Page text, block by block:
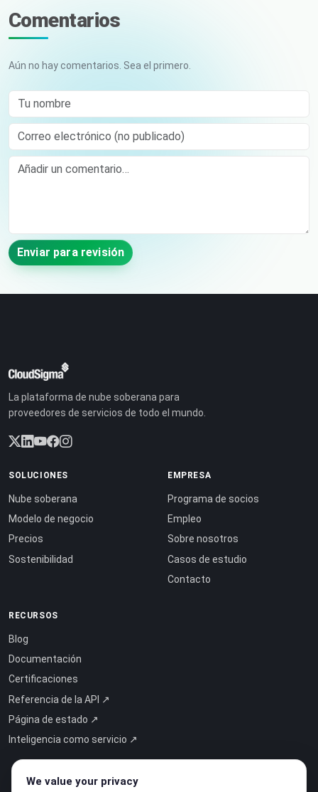
Comentarios
Aún no hay comentarios. Sea el primero.
Tu nombre
Correo electrónico (no publicado)
Comment
Enviar para revisión
La plataforma de nube soberana para
proveedores de servicios de todo el mundo.
SOLUCIONES
Nube soberana
Modelo de negocio
Precios
Sostenibilidad
EMPRESA
Programa de socios
Empleo
Sobre nosotros
Casos de estudio
Contacto
RECURSOS
Blog
Documentación
Certificaciones
Referencia de la API ↗
Página de estado ↗
Inteligencia como servicio ↗
We value your privacy